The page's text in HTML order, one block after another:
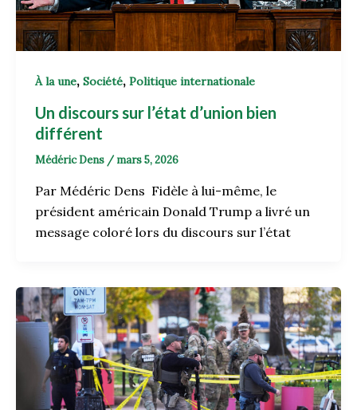
À la une, Société, Politique internationale
Un discours sur l’état d’union bien
différent
Médéric Dens / mars 5, 2026
Par Médéric Dens Fidèle à lui-même, le
président américain Donald Trump a livré un
message coloré lors du discours sur l’état